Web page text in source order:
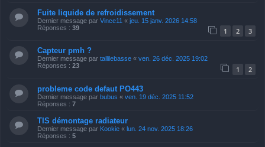
Fuite liquide de refroidissement
Dernier message par Vince11 « jeu. 15 janv. 2026 14:58
Réponses : 39 1 2 3
Capteur pmh ?
Dernier message par tallilebasse « ven. 26 déc. 2025 19:02
Réponses : 23 1 2
probleme code defaut PO443
Dernier message par bubus « ven. 19 déc. 2025 11:52
Réponses : 7
TIS démontage radiateur
Dernier message par Kookie « lun. 24 nov. 2025 18:26
Réponses : 5